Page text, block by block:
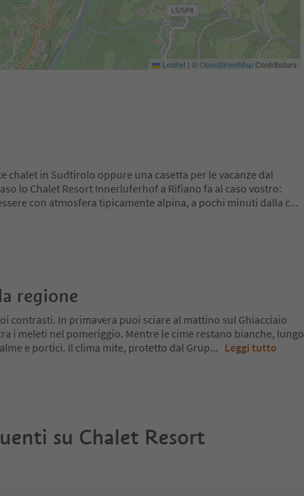
Leaflet | ©OpenStreetMapContributors
chalet in Sudtirolo oppure una casetta per le vacanze dal
lo Chalet Resort Innerluferhof a Rifiano fa al caso vostro:
con atmosfera tipicamente alpina, a pochi minuti dalla c...
regione
contrasti. In primavera puoi sciare al mattino sul Ghiacciaio
i meleti nel pomeriggio. Mentre le cime restano bianche, lungo
e portici. Il clima mite, protetto dal Grup... Leggi tutto
su Chalet Resort